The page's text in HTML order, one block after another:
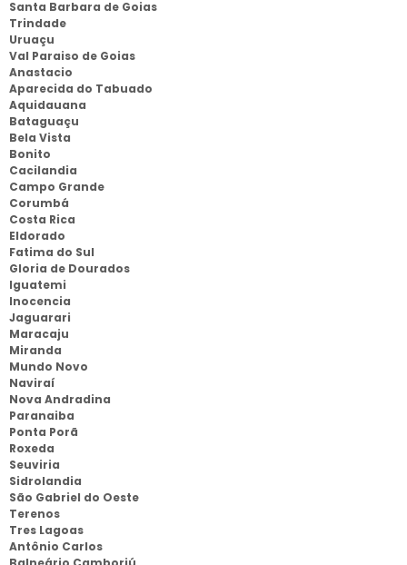
Santa Barbara de Goias
Trindade
Uruaçu
Val Paraiso de Goias
Anastacio
Aparecida do Tabuado
Aquidauana
Bataguaçu
Bela Vista
Bonito
Cacilandia
Campo Grande
Corumbá
Costa Rica
Eldorado
Fatima do Sul
Gloria de Dourados
Iguatemi
Inocencia
Jaguarari
Maracaju
Miranda
Mundo Novo
Naviraí
Nova Andradina
Paranaiba
Ponta Porã
Roxeda
Seuviria
Sidrolandia
São Gabriel do Oeste
Terenos
Tres Lagoas
Antônio Carlos